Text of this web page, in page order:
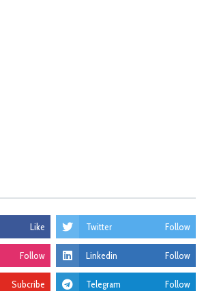
Like Twitter Follow
Follow Linkedin Follow
Subcribe Telegram Follow